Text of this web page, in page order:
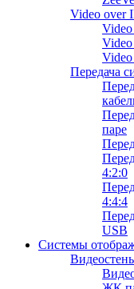
Video over
Передача
паре
4:2:0
4:4:4
USB
Системы